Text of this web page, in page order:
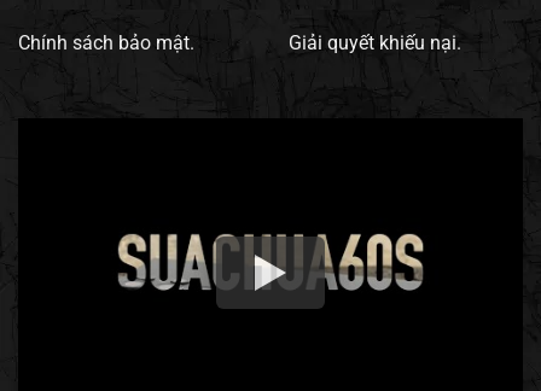
Chính sách bảo mật. Giải quyết khiếu nại.